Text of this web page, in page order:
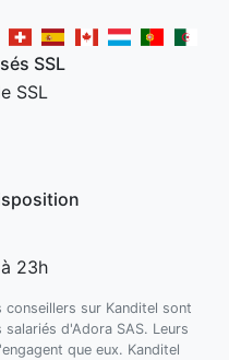
SSL
23h
conseillers sur Kanditel sont
d'Adora SAS. Leurs
que eux. Kanditel